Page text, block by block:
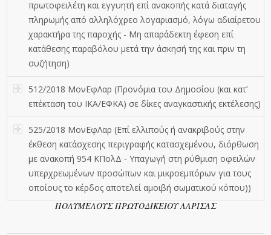
πρωτοφειλέτη και εγγυητή επί ανακοπής κατά διαταγής
πληρωμής από αλληλόχρεο λογαριασμό, λόγω αδιαίρετου
χαρακτήρα της παροχής - Μη απαράδεκτη έφεση επί
κατάθεσης παραβόλου μετά την άσκησή της και πριν τη
συζήτηση)
512/2018 ΜονΕφΛαρ (Προνόμια του Δημοσίου (και κατ’
επέκταση του ΙΚΑ/ΕΦΚΑ) σε δίκες αναγκαστικής εκτέλεσης)
525/2018 ΜονΕφΛαρ (Επί ελλιπούς ή ανακριβούς στην
έκθεση κατάσχεσης περιγραφής κατασχεμένου, διόρθωση
με ανακοπή 954 ΚΠολΔ - Υπαγωγή στη ρύθμιση οφειλών
υπερχρεωμένων προσώπων και μικροεμπόρων για τους
οποίους το κέρδος αποτελεί αµοιβή σωµατικού κόπου))
ΠΟΛΥΜΕΛΟΥΣ ΠΡΩΤΟΔΙΚΕΙΟΥ ΛΑΡΙΣΑΣ